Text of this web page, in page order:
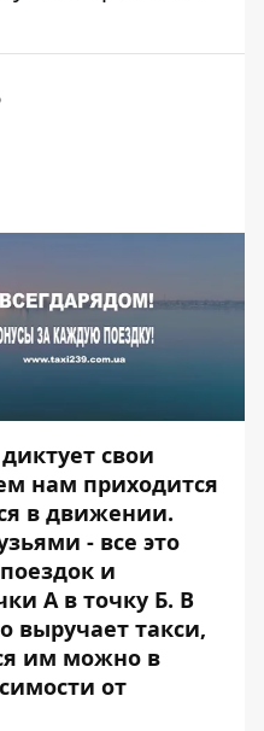
свои
нам приходится
в движении.
- все это
и
А в точку Б. В
выручает такси,
им можно в
от